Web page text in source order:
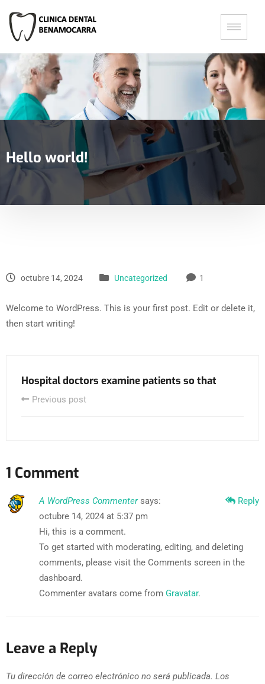
Hello world!
octubre 14, 2024 Uncategorized 1
Welcome to WordPress. This is your first post. Edit or delete it,
then start writing!
Hospital doctors examine patients so that
Previous post
1 Comment
Reply
A WordPress Commenter says:
octubre 14, 2024 at 5:37 pm
Hi, this is a comment.
To get started with moderating, editing, and deleting
comments, please visit the Comments screen in the
dashboard.
Commenter avatars come from Gravatar.
Leave a Reply
Tu dirección de correo electrónico no será publicada. Los